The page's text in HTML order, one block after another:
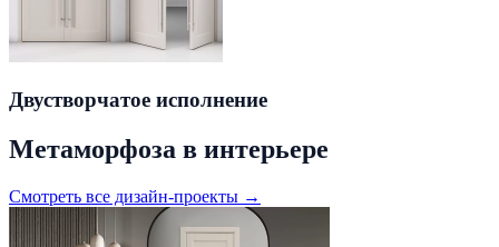
Двустворчатое исполнение
Метаморфоза в интерьере
Смотреть все дизайн-проекты →